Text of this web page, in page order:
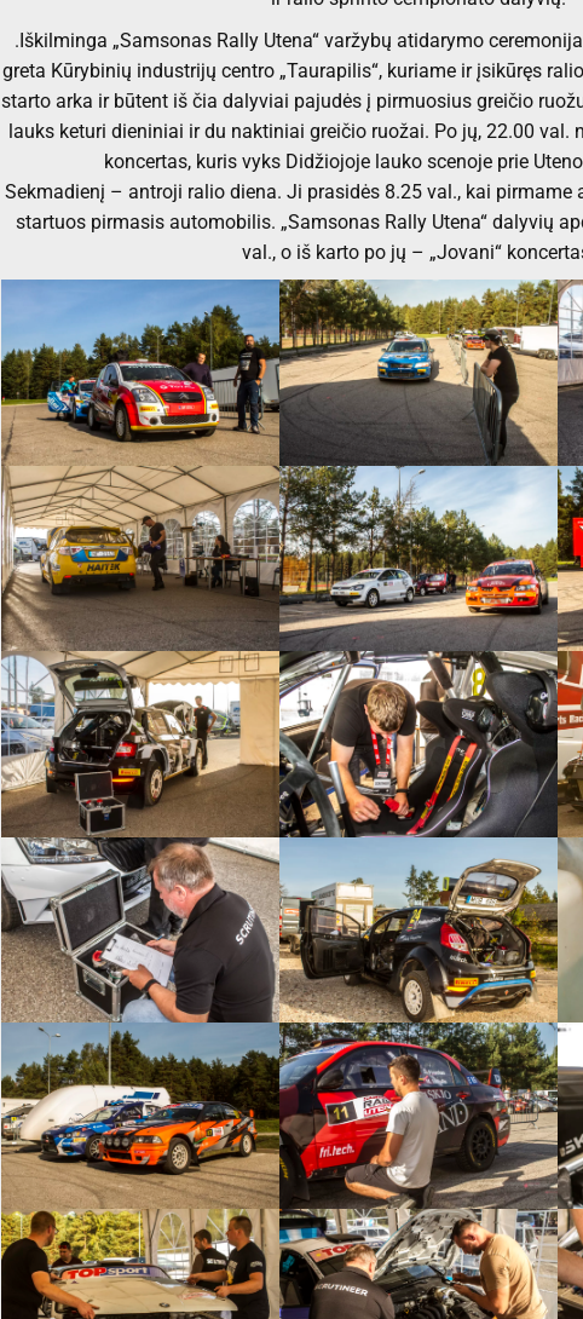
.Iškilminga „Samsonas Rally Utena“ varžybų atidarymo
greta Kūrybinių industrijų centro „Taurapilis“, kuriame ir įsikūręs
starto arka ir būtent iš čia dalyviai pajudės į pirmuosius greičio
lauks keturi dieniniai ir du naktiniai greičio ruožai. Po jų, 22.00 val.
koncertas, kuris vyks Didžiojoje lauko scenoje prie
Sekmadienį – antroji ralio diena. Ji prasidės 8.25 val., kai pirmame
startuos pirmasis automobilis. „Samsonas Rally Utena“ dalyvių
val., o iš karto po jų – „Jovani“